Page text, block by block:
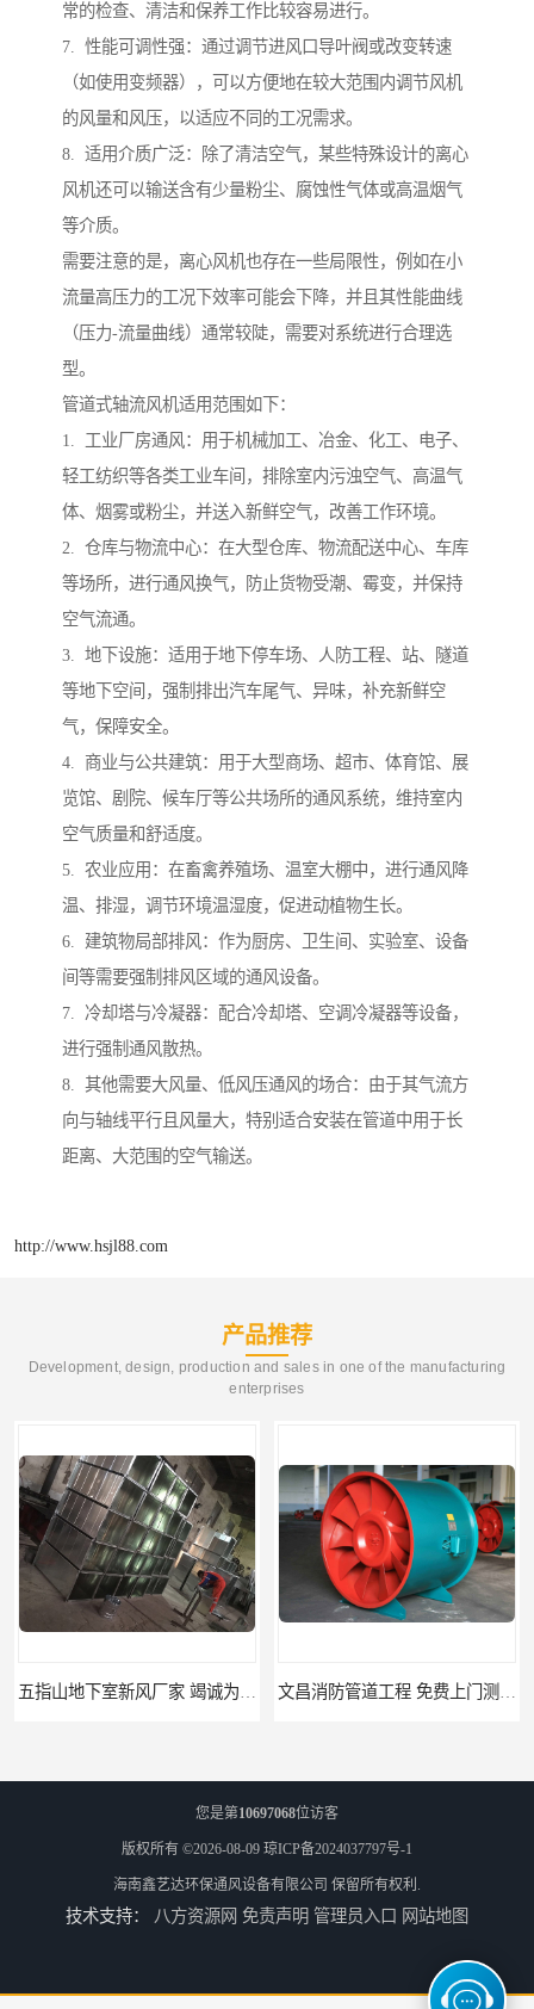
常的检查、清洁和保养工作比较容易进行。
7. 性能可调性强：通过调节进风口导叶阀或改变转速
（如使用变频器），可以方便地在较大范围内调节风机
的风量和风压，以适应不同的工况需求。
8. 适用介质广泛：除了清洁空气，某些特殊设计的离心
风机还可以输送含有少量粉尘、腐蚀性气体或高温烟气
等介质。
需要注意的是，离心风机也存在一些局限性，例如在小
流量高压力的工况下效率可能会下降，并且其性能曲线
（压力-流量曲线）通常较陡，需要对系统进行合理选
型。
管道式轴流风机适用范围如下：
1. 工业厂房通风：用于机械加工、冶金、化工、电子、
轻工纺织等各类工业车间，排除室内污浊空气、高温气
体、烟雾或粉尘，并送入新鲜空气，改善工作环境。
2. 仓库与物流中心：在大型仓库、物流配送中心、车库
等场所，进行通风换气，防止货物受潮、霉变，并保持
空气流通。
3. 地下设施：适用于地下停车场、人防工程、站、隧道
等地下空间，强制排出汽车尾气、异味，补充新鲜空
气，保障安全。
4. 商业与公共建筑：用于大型商场、超市、体育馆、展
览馆、剧院、候车厅等公共场所的通风系统，维持室内
空气质量和舒适度。
5. 农业应用：在畜禽养殖场、温室大棚中，进行通风降
温、排湿，调节环境温湿度，促进动植物生长。
6. 建筑物局部排风：作为厨房、卫生间、实验室、设备
间等需要强制排风区域的通风设备。
7. 冷却塔与冷凝器：配合冷却塔、空调冷凝器等设备，
进行强制通风散热。
8. 其他需要大风量、低风压通风的场合：由于其气流方
向与轴线平行且风量大，特别适合安装在管道中用于长
距离、大范围的空气输送。
http://www.hsjl88.com
产品推荐
Development, design, production and sales in one of the manufacturing
enterprises
临高县消防排烟工程 竭诚为您服务 免费上门测量设计 屯昌县消防排烟辅材
您是第10697068位访客
版权所有 ©2026-08-09 琼ICP备2024037797号-1
海南鑫艺达环保通风设备有限公司 保留所有权利.
技术支持： 八方资源网 免责声明 管理员入口 网站地图